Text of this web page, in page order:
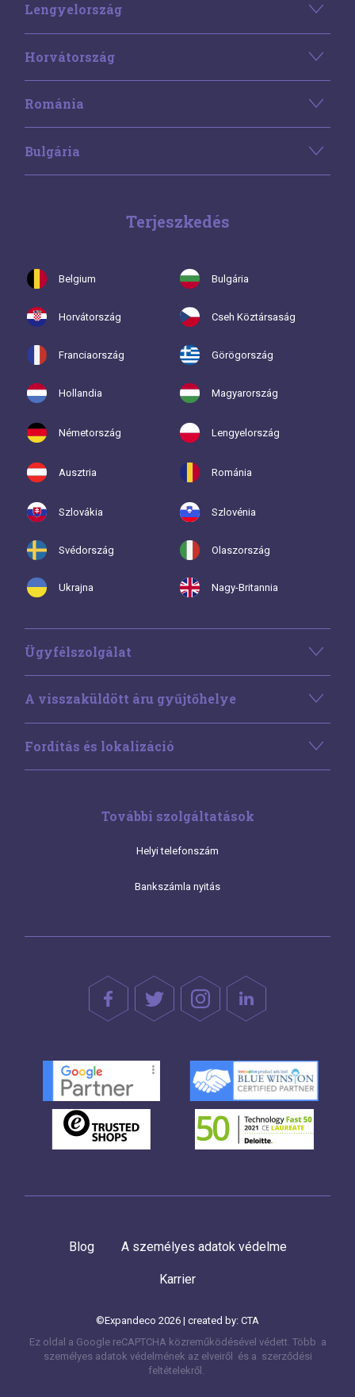
Lengyelország
Horvátország
Románia
Bulgária
Terjeszkedés
Belgium Bulgária
Horvátország Cseh Köztársaság
Franciaország Görögország
Hollandia Magyarország
Németország Lengyelország
Ausztria Románia
Szlovákia Szlovénia
Svédország Olaszország
Ukrajna Nagy-Britannia
Ügyfélszolgálat
A visszaküldött áru gyűjtőhelye
Fordítás és lokalizáció
További szolgáltatások
Helyi telefonszám
Bankszámla nyitás
Blog A személyes adatok védelme
Karrier
©Expandeco 2026 | created by: CTA
Ez oldal a Google reCAPTCHA közreműködésével védett. Több a
személyes adatok védelmének az elveiről és a szerződési
feltételekről.